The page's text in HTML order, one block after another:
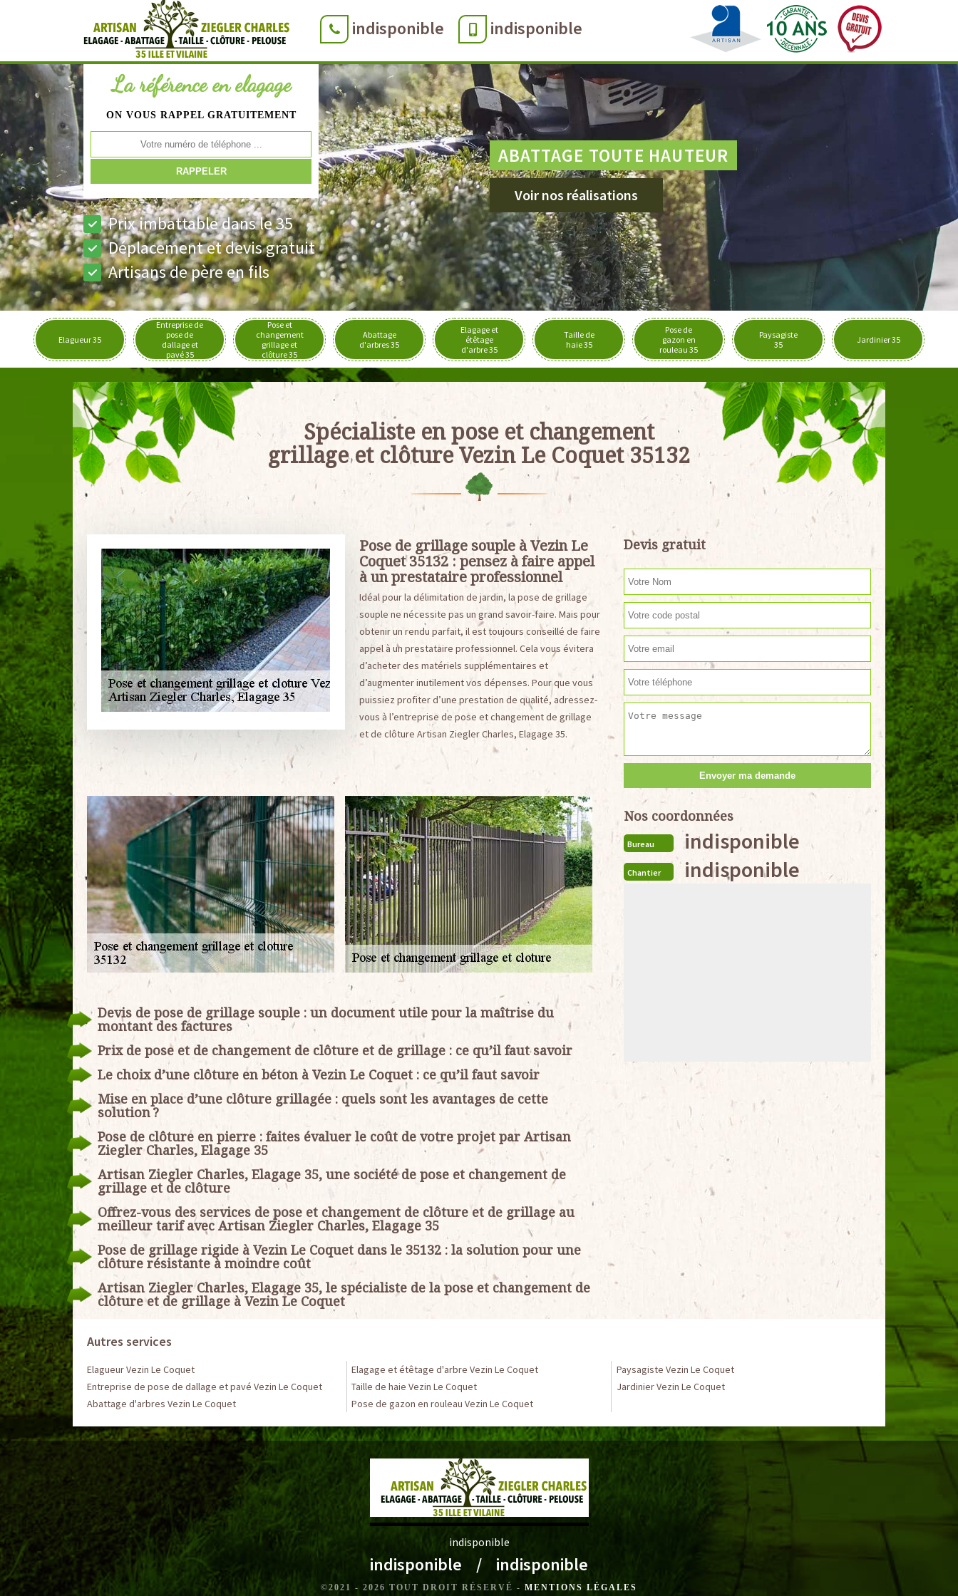
indisponible indisponible
La référence en elagage
ON VOUS RAPPEL GRATUITEMENT
Prix imbattable dans le 35
Déplacement et devis gratuit
Artisans de père en fils
ABATTAGE TOUTE HAUTEUR
Voir nos réalisations
Elagueur 35
Entreprise de
pose de
dallage et
pavé 35
Pose et
changement
grillage et
clôture 35
Abattage
d'arbres 35
Elagage et
étêtage
d'arbre 35
Taille de
haie 35
Pose de
gazon en
rouleau 35
Paysagiste
35
Jardinier 35
Spécialiste en pose et changement
grillage et clôture Vezin Le Coquet 35132
Pose de grillage souple à Vezin Le
Coquet 35132 : pensez à faire appel
à un prestataire professionnel
Idéal pour la délimitation de jardin, la pose de grillage
souple ne nécessite pas un grand savoir-faire. Mais pour
obtenir un rendu parfait, il est toujours conseillé de faire
appel à un prestataire professionnel. Cela vous évitera
d’acheter des matériels supplémentaires et
d’augmenter inutilement vos dépenses. Pour que vous
puissiez profiter d’une prestation de qualité, adressez-
vous à l’entreprise de pose et changement de grillage
et de clôture Artisan Ziegler Charles, Elagage 35.
Devis de pose de grillage souple : un document utile pour la maîtrise du
montant des factures
Prix de pose et de changement de clôture et de grillage : ce qu’il faut savoir
Le choix d’une clôture en béton à Vezin Le Coquet : ce qu’il faut savoir
Mise en place d’une clôture grillagée : quels sont les avantages de cette
solution ?
Pose de clôture en pierre : faites évaluer le coût de votre projet par Artisan
Ziegler Charles, Elagage 35
Artisan Ziegler Charles, Elagage 35, une société de pose et changement de
grillage et de clôture
Offrez-vous des services de pose et changement de clôture et de grillage au
meilleur tarif avec Artisan Ziegler Charles, Elagage 35
Pose de grillage rigide à Vezin Le Coquet dans le 35132 : la solution pour une
clôture résistante à moindre coût
Artisan Ziegler Charles, Elagage 35, le spécialiste de la pose et changement de
clôture et de grillage à Vezin Le Coquet
Devis gratuit
Nos coordonnées
Bureau indisponible
Chantier indisponible
Autres services
Elagueur Vezin Le Coquet
Entreprise de pose de dallage et pavé Vezin Le Coquet
Abattage d'arbres Vezin Le Coquet
Elagage et étêtage d'arbre Vezin Le Coquet
Taille de haie Vezin Le Coquet
Pose de gazon en rouleau Vezin Le Coquet
Paysagiste Vezin Le Coquet
Jardinier Vezin Le Coquet
indisponible
indisponible / indisponible
©2021 - 2026 TOUT DROIT RÉSERVÉ - MENTIONS LÉGALES